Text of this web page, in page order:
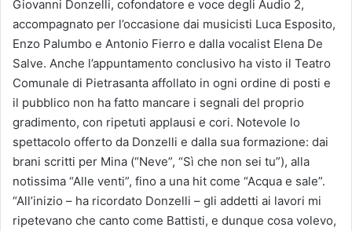
Giovanni Donzelli, cofondatore e voce degli Audio 2,
accompagnato per l’occasione dai musicisti Luca Esposito,
Enzo Palumbo e Antonio Fierro e dalla vocalist Elena De
Salve. Anche l’appuntamento conclusivo ha visto il Teatro
Comunale di Pietrasanta affollato in ogni ordine di posti e
il pubblico non ha fatto mancare i segnali del proprio
gradimento, con ripetuti applausi e cori. Notevole lo
spettacolo offerto da Donzelli e dalla sua formazione: dai
brani scritti per Mina (“Neve”, “Sì che non sei tu”), alla
notissima “Alle venti”, fino a una hit come “Acqua e sale”.
“All’inizio – ha ricordato Donzelli – gli addetti ai lavori mi
ripetevano che canto come Battisti, e dunque cosa volevo,